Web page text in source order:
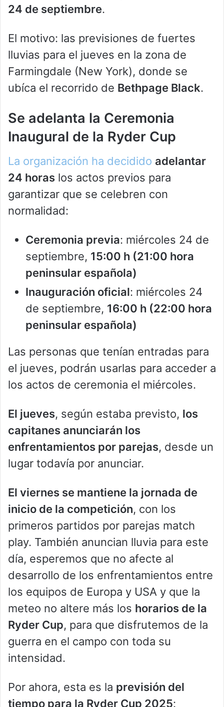
24 de septiembre.
El motivo: las previsiones de fuertes
lluvias para el jueves en la zona de
Farmingdale (New York), donde se
ubíca el recorrido de Bethpage Black.
Se adelanta la Ceremonia
Inaugural de la Ryder Cup
La organización ha decidido adelantar
24 horas los actos previos para
garantizar que se celebren con
normalidad:
Ceremonia previa: miércoles 24 de
septiembre, 15:00 h (21:00 hora
peninsular española)
Inauguración oficial: miércoles 24
de septiembre, 16:00 h (22:00 hora
peninsular española)
Las personas que tenían entradas para
el jueves, podrán usarlas para acceder a
los actos de ceremonia el miércoles.
El jueves, según estaba previsto, los
capitanes anunciarán los
enfrentamientos por parejas, desde un
lugar todavía por anunciar.
El viernes se mantiene la jornada de
inicio de la competición, con los
primeros partidos por parejas match
play. También anuncian lluvia para este
día, esperemos que no afecte al
desarrollo de los enfrentamientos entre
los equipos de Europa y USA y que la
meteo no altere más los horarios de la
Ryder Cup, para que disfrutemos de la
guerra en el campo con toda su
intensidad.
Por ahora, esta es la previsión del
tiempo para la Ryder Cup 2025: